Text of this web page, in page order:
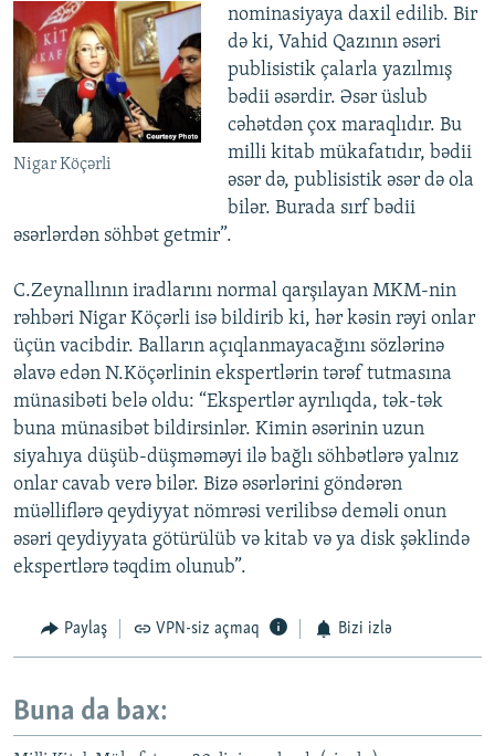
Nigar Köçərli
nominasiyaya daxil edilib. Bir
də ki, Vahid Qazının əsəri
publisistik çalarla yazılmış
bədii əsərdir. Əsər üslub
cəhətdən çox maraqlıdır. Bu
milli kitab mükafatıdır, bədii
əsər də, publisistik əsər də ola
bilər. Burada sırf bədii
əsərlərdən söhbət getmir”.
C.Zeynallının iradlarını normal qarşılayan MKM-nin
rəhbəri Nigar Köçərli isə bildirib ki, hər kəsin rəyi onlar
üçün vacibdir. Balların açıqlanmayacağını sözlərinə
əlavə edən N.Köçərlinin ekspertlərin tərəf tutmasına
münasibəti belə oldu: “Ekspertlər ayrılıqda, tək-tək
buna münasibət bildirsinlər. Kimin əsərinin uzun
siyahıya düşüb-düşməməyi ilə bağlı söhbətlərə yalnız
onlar cavab verə bilər. Bizə əsərlərini göndərən
müəlliflərə qeydiyyat nömrəsi verilibsə deməli onun
əsəri qeydiyyata götürülüb və kitab və ya disk şəklində
ekspertlərə təqdim olunub”.
Paylaş VPN-siz açmaq Bizi izlə
Buna da bax: